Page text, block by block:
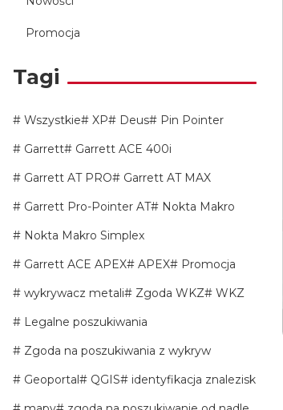
Promocja
Tagi
Wszystkie XP Deus
Pin Pointer
Garrett
Garrett ACE 400i
Garrett AT PRO
Garrett AT MAX
Garrett Pro-Pointer AT
Nokta Makro
Nokta Makro Simplex
Garrett ACE APEX
APEX
Promocja
wykrywacz metali
Zgoda WKZ
WKZ
Legalne poszukiwania
Zgoda na poszukiwania z wykryw
Geoportal
QGIS
identyfikacja znalezisk